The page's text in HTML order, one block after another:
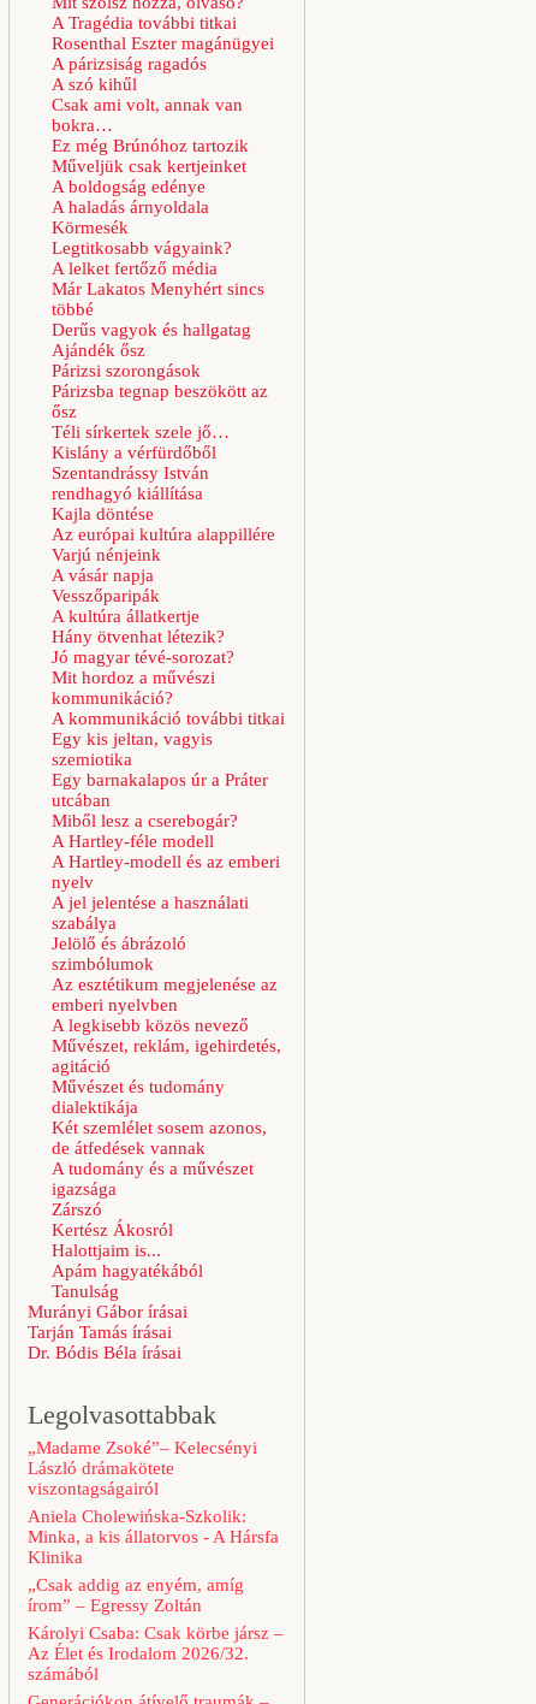
A Tragédia további titkai
Rosenthal Eszter magánügyei
A párizsiság ragadós
A szó kihűl
Csak ami volt, annak van
bokra…
Ez még Brúnóhoz tartozik
Műveljük csak kertjeinket
A boldogság edénye
A haladás árnyoldala
Körmesék
Legtitkosabb vágyaink?
A lelket fertőző média
Már Lakatos Menyhért sincs
többé
Derűs vagyok és hallgatag
Ajándék ősz
Párizsi szorongások
Párizsba tegnap beszökött az
ősz
Téli sírkertek szele jő…
Kislány a vérfürdőből
Szentandrássy István
rendhagyó kiállítása
Kajla döntése
Az európai kultúra alappillére
Varjú nénjeink
A vásár napja
Vesszőparipák
A kultúra állatkertje
Hány ötvenhat létezik?
Jó magyar tévé-sorozat?
Mit hordoz a művészi
kommunikáció?
A kommunikáció további titkai
Egy kis jeltan, vagyis
szemiotika
Egy barnakalapos úr a Práter
utcában
Miből lesz a cserebogár?
A Hartley-féle modell
A Hartley-modell és az emberi
nyelv
A jel jelentése a használati
szabálya
Jelölő és ábrázoló
szimbólumok
Az esztétikum megjelenése az
emberi nyelvben
A legkisebb közös nevező
Művészet, reklám, igehirdetés,
agitáció
Művészet és tudomány
dialektikája
Két szemlélet sosem azonos,
de átfedések vannak
A tudomány és a művészet
igazsága
Zárszó
Kertész Ákosról
Halottjaim is...
Apám hagyatékából
Tanulság
Murányi Gábor írásai
Tarján Tamás írásai
Dr. Bódis Béla írásai
Legolvasottabbak
„Madame Zsoké”– Kelecsényi
László drámakötete
viszontagságairól
Aniela Cholewińska-Szkolik:
Minka, a kis állatorvos - A Hársfa
Klinika
„Csak addig az enyém, amíg
írom” – Egressy Zoltán
Károlyi Csaba: Csak körbe jársz –
Az Élet és Irodalom 2026/32.
számából